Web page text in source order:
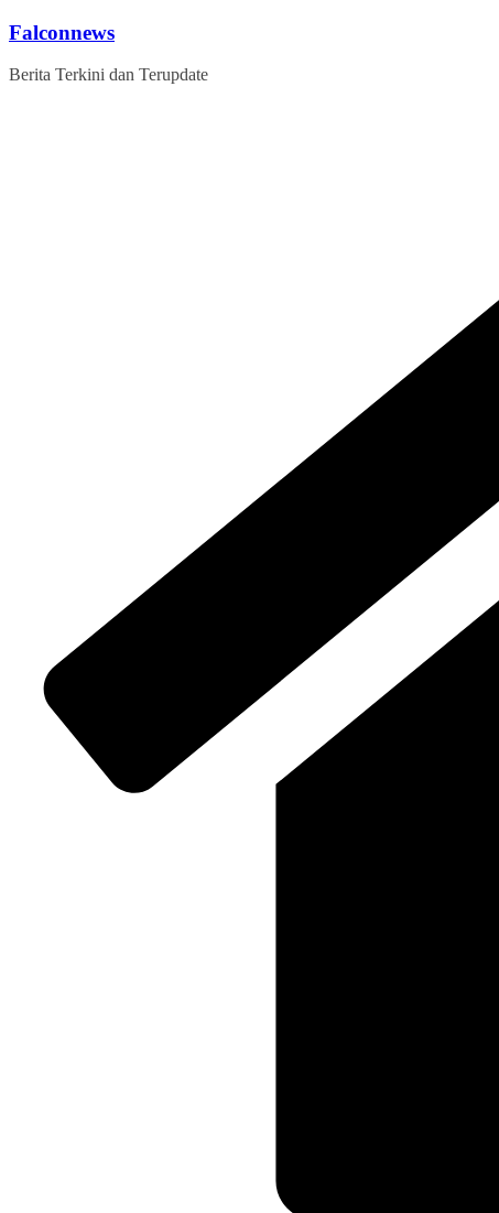
Skip
content
Falconnews
Berita Terkini dan Terupdate